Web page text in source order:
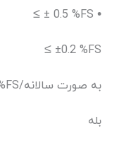
≤ ± 0.5 %FS •
≤ ±0.2 %FS
±0.2 %FS/به صورت سالانه
بله